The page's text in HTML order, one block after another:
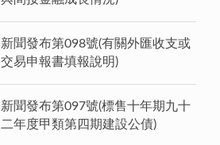
新聞發布第098號(有關外匯收支或
交易申報書填報說明)
新聞發布第097號(標售十年期九十
二年度甲類第四期建設公債)